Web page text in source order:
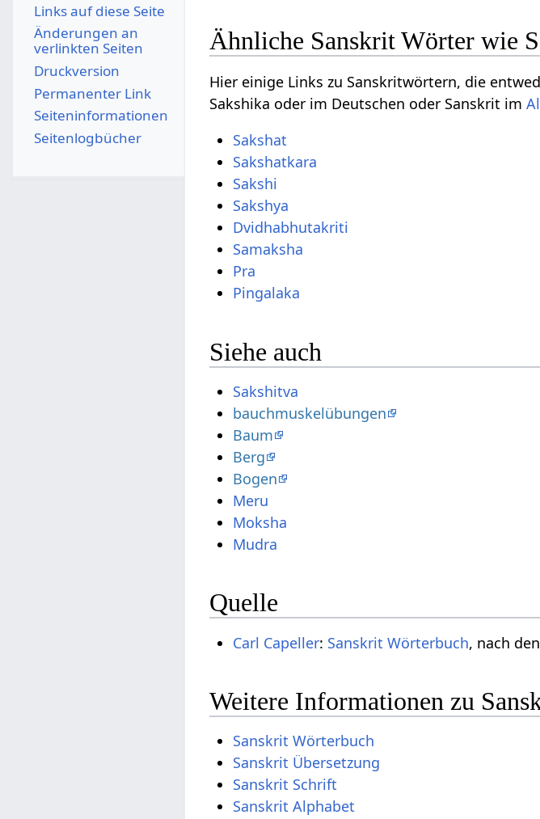
Ähnliche Sanskrit Wörter wie
Hier einige Links zu Sanskritwörtern, die
Sakshika oder im Deutschen oder Sanskrit im
Sakshat
Sakshatkara
Sakshi
Sakshya
Dvidhabhutakriti
Samaksha
Pra
Pingalaka
Siehe auch
Sakshitva
bauchmuskelübungen
Baum
Berg
Bogen
Meru
Moksha
Mudra
Quelle
Carl Capeller: Sanskrit Wörterbuch, nach den
Weitere Informationen zu
Sanskrit Wörterbuch
Sanskrit Übersetzung
Sanskrit Schrift
Sanskrit Alphabet
Links auf diese Seite
Änderungen an
verlinkten Seiten
Druckversion
Permanenter Link
Seiten­­informationen
Seitenlogbücher